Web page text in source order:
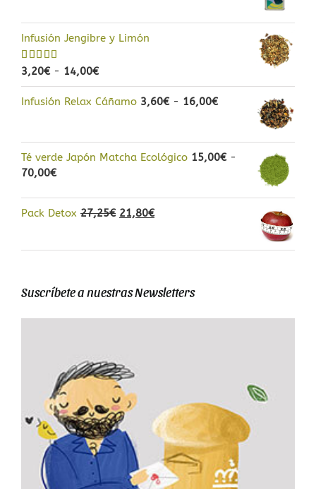
Infusión Jengibre y Limón
Valorado
con
3,20€ - 14,00€Rango
de
precios:
14,00€
Infusión Relax Cáñamo 3,60€ - 16,00€Rango
3,60€
Té verde Japón Matcha Ecológico 15,00€ -
70,00€Rango
desde
hasta
Pack Detox 27,25€ El
21,80€El
Suscríbete a nuestras Newsletters